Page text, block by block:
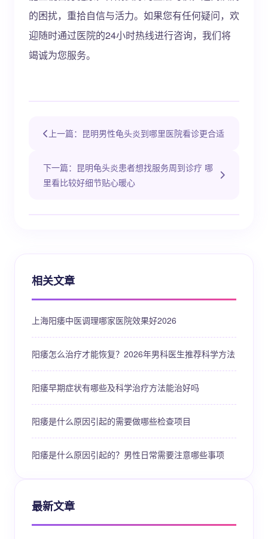
的困扰，重拾自信与活力。如果您有任何疑问，欢
迎随时通过医院的24小时热线进行咨询，我们将
竭诚为您服务。
上一篇：昆明男性龟头炎到哪里医院看诊更合适
下一篇：昆明龟头炎患者想找服务周到诊疗 哪
里看比较好细节贴心暖心
相关文章
上海阳痿中医调理哪家医院效果好2026
阳痿怎么治疗才能恢复？2026年男科医生推荐科学方法
阳痿早期症状有哪些及科学治疗方法能治好吗
阳痿是什么原因引起的需要做哪些检查项目
阳痿是什么原因引起的？男性日常需要注意哪些事项
最新文章